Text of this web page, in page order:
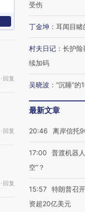
· 回复
· 回复
· 回复
受伤
丁金坤 ： 耳闻目睹
村夫日记 ： 长护险
续加码
吴晓波 ： “沉睡”的
最新文章
20:46 离岸信托
17:00
普渡机器
空”？
15:57 特朗普召
资超20亿美元